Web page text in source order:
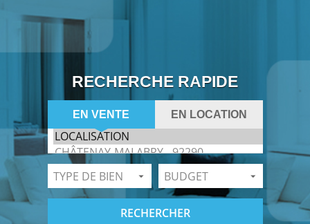
RECHERCHE RAPIDE
EN VENTE EN LOCATION